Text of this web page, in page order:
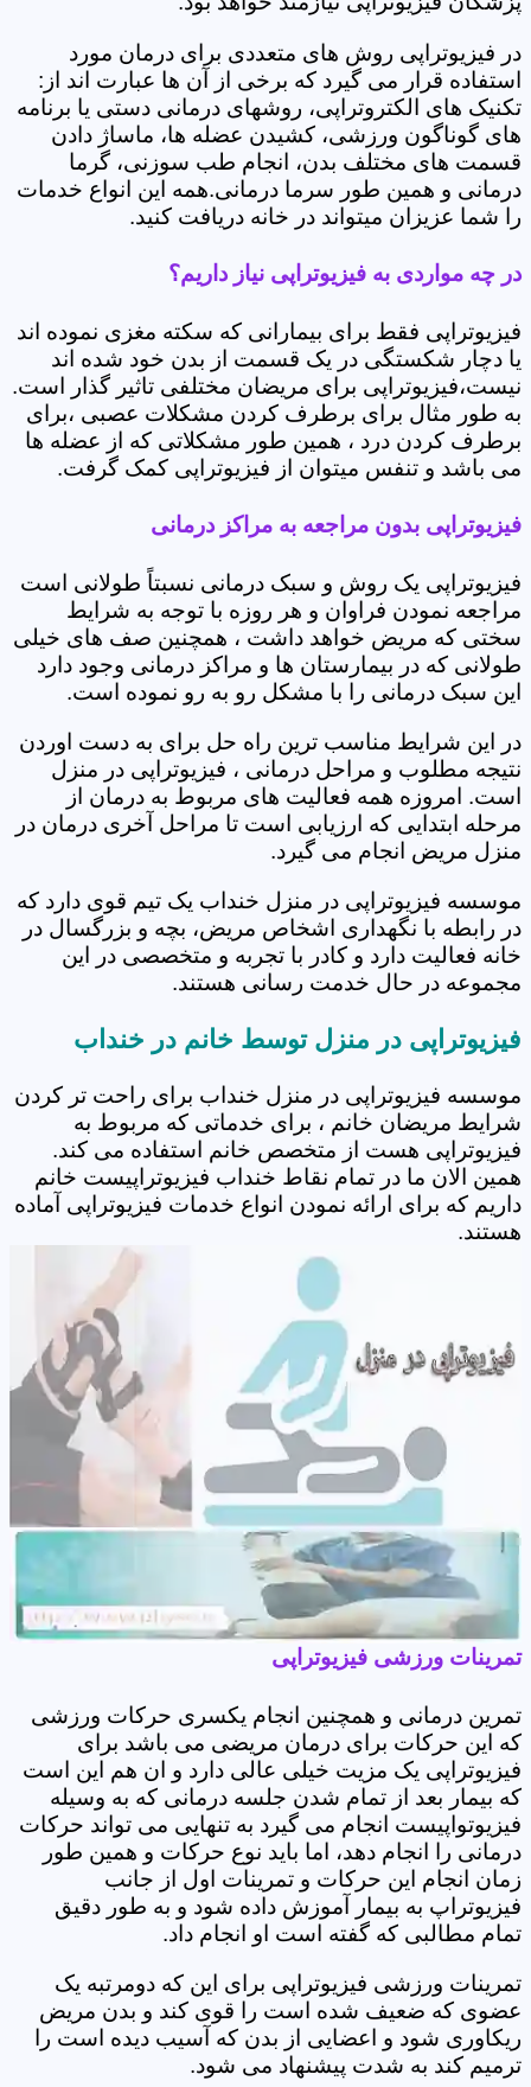
در فیزیوتراپی روش های متعددی برای درمان مورد
استفاده قرار می گیرد که برخی از آن ها عبارت اند از:
تکنیک های الکتروتراپی، روشهای درمانی دستی یا برنامه
های گوناگون ورزشی، کشیدن عضله ها، ماساژ دادن
قسمت های مختلف بدن، انجام طب سوزنی، گرما
درمانی و همین طور سرما درمانی.همه این انواع خدمات
را شما عزیزان میتواند در خانه دریافت کنید.
در چه مواردی به فیزیوتراپی نیاز داریم؟
فیزیوتراپی فقط برای بیمارانی که سکته مغزی نموده اند
یا دچار شکستگی در یک قسمت از بدن خود شده اند
نیست،فیزیوتراپی برای مریضان مختلفی تاثیر گذار است.
به طور مثال برای برطرف کردن مشکلات عصبی ،برای
برطرف کردن درد ، همین طور مشکلاتی که از عضله ها
می باشد و تنفس میتوان از فیزیوتراپی کمک گرفت.
فیزیوتراپی بدون مراجعه به مراکز درمانی
فیزیوتراپی یک روش و سبک درمانی نسبتاً طولانی است
مراجعه نمودن فراوان و هر روزه با توجه به شرایط
سختی که مریض خواهد داشت ، همچنین صف های خیلی
طولانی که در بیمارستان ها و مراکز درمانی وجود دارد
این سبک درمانی را با مشکل رو به رو نموده است.
در این شرایط مناسب ترین راه حل برای به دست اوردن
نتیجه مطلوب و مراحل درمانی ، فیزیوتراپی در منزل
است. امروزه همه فعالیت های مربوط به درمان از
مرحله ابتدایی که ارزیابی است تا مراحل آخری درمان در
منزل مریض انجام می گیرد.
موسسه فیزیوتراپی در منزل خنداب یک تیم قوی دارد که
در رابطه با نگهداری اشخاص مریض، بچه و بزرگسال در
خانه فعالیت دارد و کادر با تجربه و متخصصی در این
مجموعه در حال خدمت رسانی هستند.
فیزیوتراپی در منزل توسط خانم در خنداب
موسسه فیزیوتراپی در منزل خنداب برای راحت تر کردن
شرایط مریضان خانم ، برای خدماتی که مربوط به
فیزیوتراپی هست از متخصص خانم استفاده می کند.
همین الان ما در تمام نقاط خنداب فیزیوتراپیست خانم
داریم که برای ارائه نمودن انواع خدمات فیزیوتراپی آماده
هستند.
تمرینات ورزشی فیزیوتراپی
تمرین درمانی و همچنین انجام یکسری حرکات ورزشی
که این حرکات برای درمان مریضی می باشد برای
فیزیوتراپی یک مزیت خیلی عالی دارد و ان هم این است
که بیمار بعد از تمام شدن جلسه درمانی که به وسیله
فیزیوتواپیست انجام می گیرد به تنهایی می تواند حرکات
درمانی را انجام دهد، اما باید نوع حرکات و همین طور
زمان انجام این حرکات و تمرینات اول از جانب
فیزیوتراپ به بیمار آموزش داده شود و به طور دقیق
تمام مطالبی که گفته است او انجام داد.
تمرینات ورزشی فیزیوتراپی برای این که دومرتبه یک
عضوی که ضعیف شده است را قوی کند و بدن مریض
ریکاوری شود و اعضایی از بدن که آسیب دیده است را
ترمیم کند به شدت پیشنهاد می شود.